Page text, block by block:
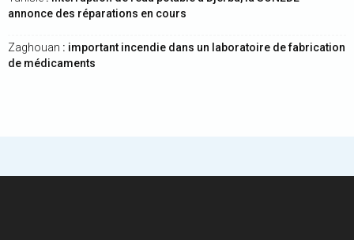
annonce des réparations en cours
Zaghouan : important incendie dans un laboratoire de fabrication
de médicaments